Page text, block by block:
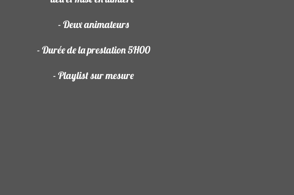
- Deux animateurs
- Durée de la prestation 5H00
- Playlist sur mesure